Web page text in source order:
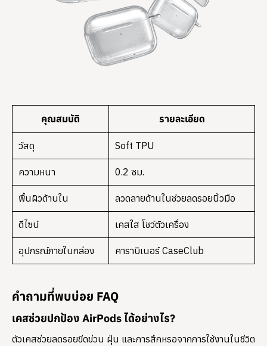
คุณสมบัติ รายละเอียด
วัสดุ Soft TPU
ความหนา 0.2 ซม.
พื้นผิวด้านใน ลวดลายด้านในช่วยลดรอยนิ้วมือ
ดีไซน์ เคสใส โชว์ตัวเครื่อง
อุปกรณ์ภายในกล่อง คาราบิเนอร์ CaseClub
คำถามที่พบบ่อย FAQ
เคสช่วยปกป้อง AirPods ได้อย่างไร?
ตัวเคสช่วยลดรอยขีดข่วน ฝุ่น และการสึกหรอจากการใช้งานในชีวิต